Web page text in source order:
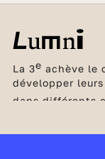
La 3e achève le
développer
dans différents
un tournant,